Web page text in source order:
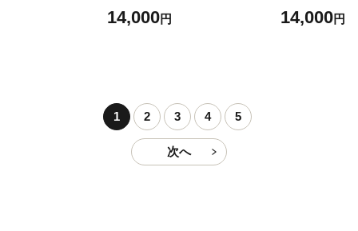
シャツ 地域ブランド ヤドゥ
14,000円
シャツ 地域ブランド ヤドゥ
14,000円
1 2 3 4 5
次へ